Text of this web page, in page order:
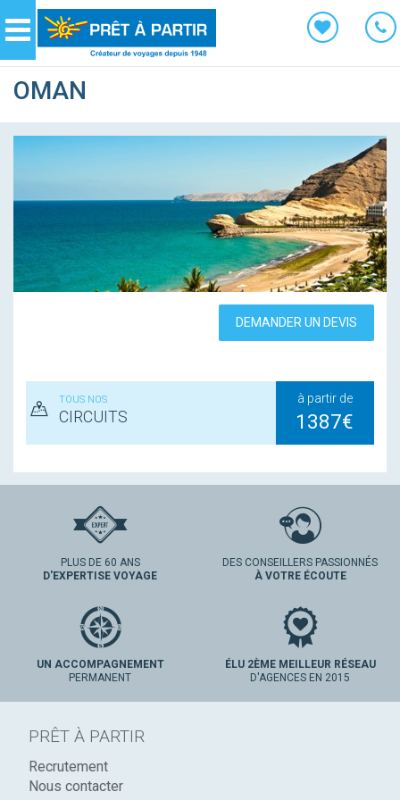
Navigation
OMAN
DEMANDER UN DEVIS
TOUS NOS
CIRCUITS
à partir de
1387€
PLUS DE 60 ANS
D'EXPERTISE VOYAGE
DES CONSEILLERS PASSIONNÉS
À VOTRE ÉCOUTE
UN ACCOMPAGNEMENT
PERMANENT
ÉLU 2ÈME MEILLEUR RÉSEAU
D'AGENCES EN 2015
PRÊT À PARTIR
Recrutement
Nous contacter
Panneau de gestion des cookies